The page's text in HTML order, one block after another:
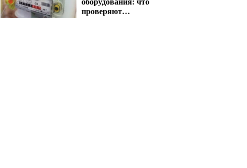
проверяют